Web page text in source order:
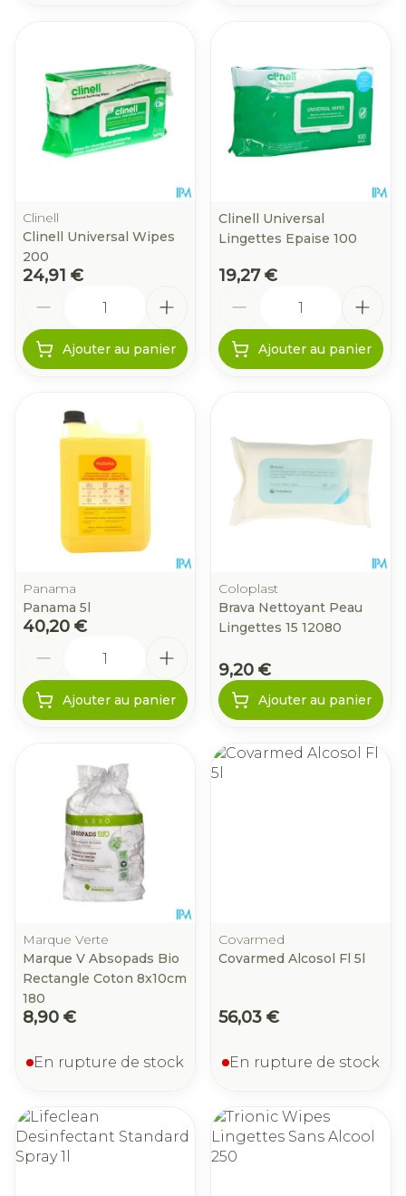
Clinell
Clinell Universal Wipes
200
24,91 €
Ajouter au panier
Clinell Universal
Lingettes Epaise 100
19,27 €
Ajouter au panier
Panama
Panama 5l
40,20 €
Ajouter au panier
Coloplast
Brava Nettoyant Peau
Lingettes 15 12080
9,20 €
Ajouter au panier
Marque Verte
Marque V Absopads Bio
Rectangle Coton 8x10cm
180
8,90 €
En rupture de stock
Covarmed
Covarmed Alcosol Fl 5l
56,03 €
En rupture de stock